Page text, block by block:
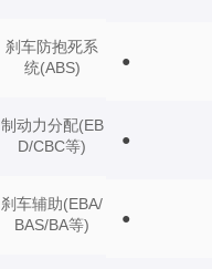
刹车防抱死系
统(ABS)
制动力分配(EB
D/CBC等)
刹车辅助(EBA/
BAS/BA等)
●
●
●